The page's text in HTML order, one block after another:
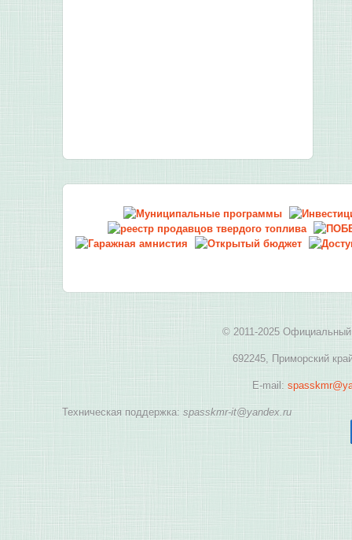
© 2011-2025 Официальный
692245, Приморский
E-mail:
Техническая поддержка: spasskmr-it@yandex.ru